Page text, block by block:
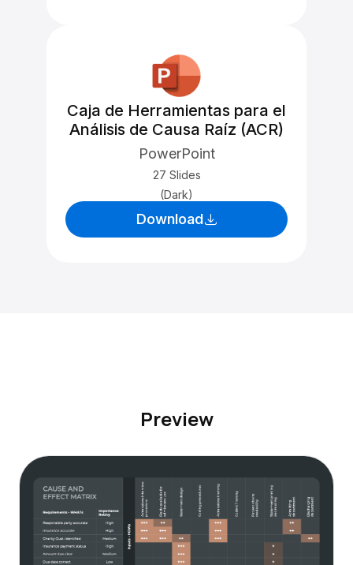
Caja de Herramientas para el
Análisis de Causa Raíz (ACR)
PowerPoint
27 Slides
(Dark)
Download
Preview